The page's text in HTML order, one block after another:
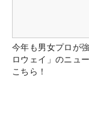
今年も男女プロが
ロウェイ」のニュ
こちら！